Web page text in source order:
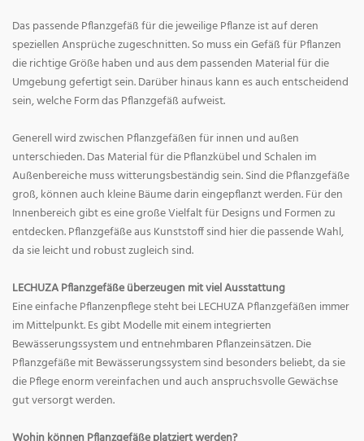
Das passende Pflanzgefäß für die jeweilige Pflanze ist auf deren
speziellen Ansprüche zugeschnitten. So muss ein Gefäß für Pflanzen
die richtige Größe haben und aus dem passenden Material für die
Umgebung gefertigt sein. Darüber hinaus kann es auch entscheidend
sein, welche Form das Pflanzgefäß aufweist.
Generell wird zwischen Pflanzgefäßen für innen und außen
unterschieden. Das Material für die Pflanzkübel und Schalen im
Außenbereiche muss witterungsbeständig sein. Sind die Pflanzgefäße
groß, können auch kleine Bäume darin eingepflanzt werden. Für den
Innenbereich gibt es eine große Vielfalt für Designs und Formen zu
entdecken. Pflanzgefäße aus Kunststoff sind hier die passende Wahl,
da sie leicht und robust zugleich sind.
LECHUZA Pflanzgefäße überzeugen mit viel Ausstattung
Eine einfache Pflanzenpflege steht bei LECHUZA Pflanzgefäßen immer
im Mittelpunkt. Es gibt Modelle mit einem integrierten
Bewässerungssystem und entnehmbaren Pflanzeinsätzen. Die
Pflanzgefäße mit Bewässerungssystem sind besonders beliebt, da sie
die Pflege enorm vereinfachen und auch anspruchsvolle Gewächse
gut versorgt werden.